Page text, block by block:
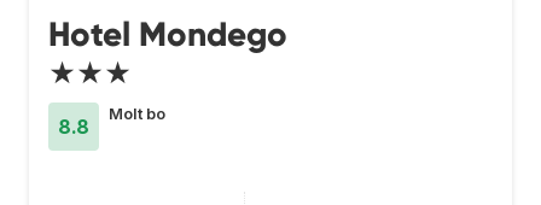
Hotel Mondego
★★★
8.8
Molt bo